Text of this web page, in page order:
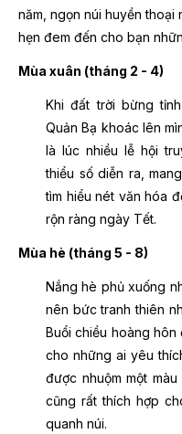
năm, ngọn núi huyền thoại
hẹn đem đến cho bạn
Mùa xuân (tháng 2 - 4)
Khi đất trời bừng
Quản Bạ khoác lên
là lúc nhiều lễ hội
thiểu số diễn ra,
tìm hiểu nét văn hóa
rộn ràng ngày Tết.
Mùa hè (tháng 5 - 8)
Nắng hè phủ xuống
nên bức tranh thiên
Buổi chiều hoàng hôn
cho những ai yêu
được nhuộm một
cũng rất thích hợp
quanh núi.